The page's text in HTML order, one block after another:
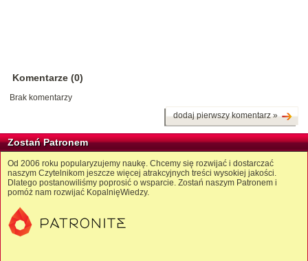
Komentarze (0)
Brak komentarzy
dodaj pierwszy komentarz »
Zostań Patronem
Od 2006 roku popularyzujemy naukę. Chcemy się rozwijać i dostarczać
naszym Czytelnikom jeszcze więcej atrakcyjnych treści wysokiej jakości.
Dlatego postanowiliśmy poprosić o wsparcie. Zostań naszym Patronem i
pomóż nam rozwijać KopalnięWiedzy.